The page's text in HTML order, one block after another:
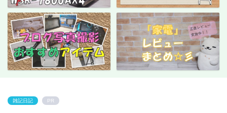
雑記日記 PR